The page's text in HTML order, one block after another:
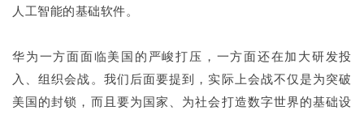
人工智能的基础软件。
华为一方面面临美国的严峻打压，一方面还在加大研发投
入、组织会战。我们后面要提到，实际上会战不仅是为突破
美国的封锁，而且要为国家、为社会打造数字世界的基础设